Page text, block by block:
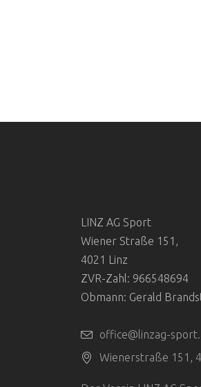
LINZ AG Sport
Wiener Straße 151,
4021 Linz
ZVR-Zahl: 966548694
Obmann: Gerald
office@linzag-
Wienerstraße 151,